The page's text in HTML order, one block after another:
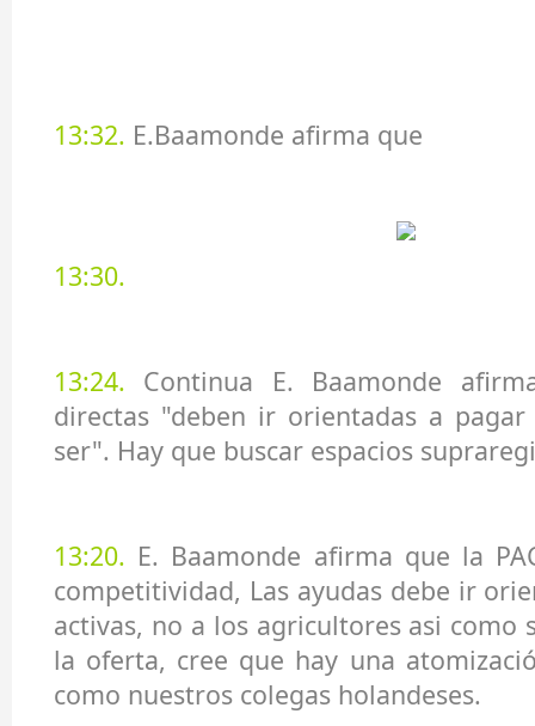
13:32. E.Baamonde afirma que
13:30.
13:24. Continua E. Baamonde
directas "deben ir orientadas a
ser". Hay que buscar espacios
13:20. E. Baamonde afirma que la
competitividad, Las ayudas debe ir
activas, no a los agricultores asi como
la oferta, cree que hay una
como nuestros colegas holandeses.